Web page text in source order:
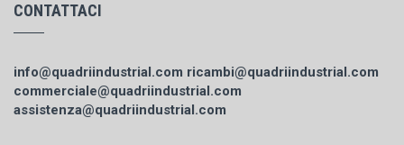
CONTATTACI
info@quadriindustrial.com ricambi@quadriindustrial.com
commerciale@quadriindustrial.com
assistenza@quadriindustrial.com